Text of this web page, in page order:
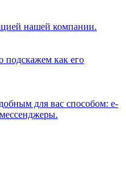
нашей компании.
подскажем как его
для вас способом: e-